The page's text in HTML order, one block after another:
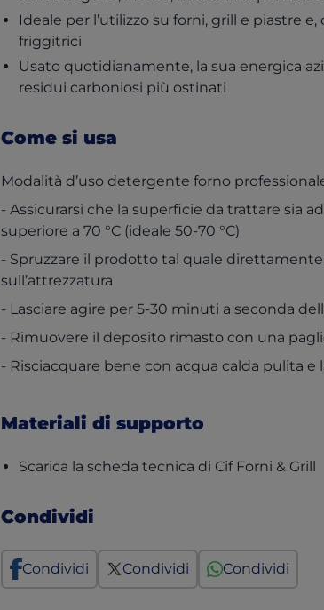
Ideale per l’utilizzo su forni, grill e piastre
friggitrici
Usato quotidianamente, la sua energica
residui carboniosi più ostinati
Come si usa
Modalità d’uso detergente forno
- Assicurarsi che la superficie da trattare sia
superiore a 70 °C (ideale 50-70 °C)
- Spruzzare il prodotto tal quale
sull’attrezzatura
- Lasciare agire per 5-30 minuti a seconda
- Rimuovere il deposito rimasto con una
- Risciacquare bene con acqua calda pulita e
Materiali di supporto
Scarica la scheda tecnica di Cif Forni & Grill
Condividi
Condividi Condividi Condividi